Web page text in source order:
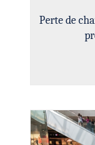
Perte de